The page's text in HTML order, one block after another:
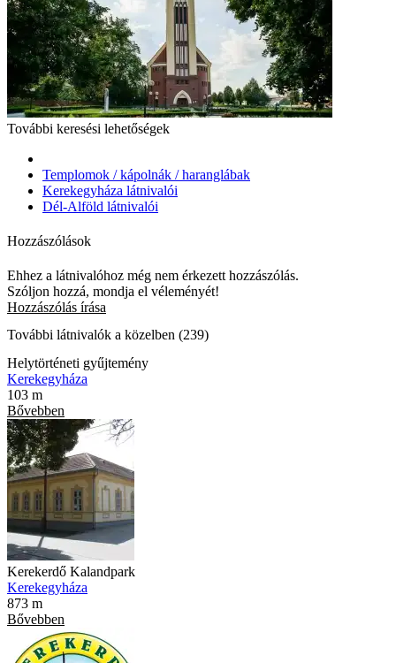
További keresési lehetőségek
Templomok / kápolnák / haranglábak
Kerekegyháza látnivalói
Dél-Alföld látnivalói
Hozzászólások
Ehhez a látnivalóhoz még nem érkezett hozzászólás.
Szóljon hozzá, mondja el véleményét!
Hozzászólás írása
További látnivalók a közelben (239)
Helytörténeti gyűjtemény
Kerekegyháza
103 m
Bővebben
Kerekerdő Kalandpark
Kerekegyháza
873 m
Bővebben